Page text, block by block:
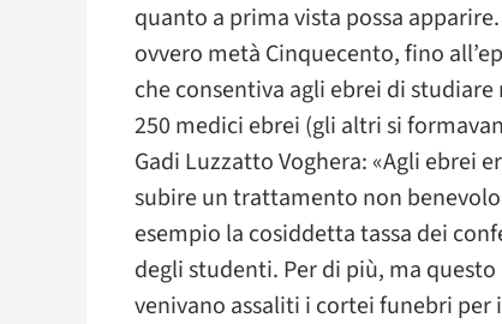
quanto a prima vista possa
ovvero metà Cinquecento, fino
che consentiva agli ebrei di
250 medici ebrei (gli altri si
Gadi Luzzatto Voghera: «Agli ebrei
subire un trattamento non
esempio la cosiddetta tassa dei
degli studenti. Per di più, ma
venivano assaliti i cortei funebri per